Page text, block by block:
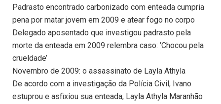
Padrasto encontrado carbonizado com enteada cumpria
pena por matar jovem em 2009 e atear fogo no corpo
Delegado aposentado que investigou padrasto pela
morte da enteada em 2009 relembra caso: ‘Chocou pela
crueldade’
Novembro de 2009: o assassinato de Layla Athyla
De acordo com a investigação da Polícia Civil, Ivano
estuprou e asfixiou sua enteada, Layla Athyla Maranhão